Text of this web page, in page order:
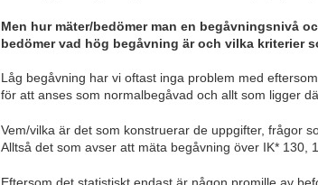
Men hur mäter/bedömer man en begåvningsnivå
bedömer vad hög begåvning är och vilka kriterier
Låg begåvning har vi oftast inga problem med
för att anses som normalbegåvad och allt som ligger
Vem/vilka är det som konstruerar de uppgifter, frågor
Alltså det som avser att mäta begåvning över IK* 130,
Eftersom det statistiskt endast är någon promille av